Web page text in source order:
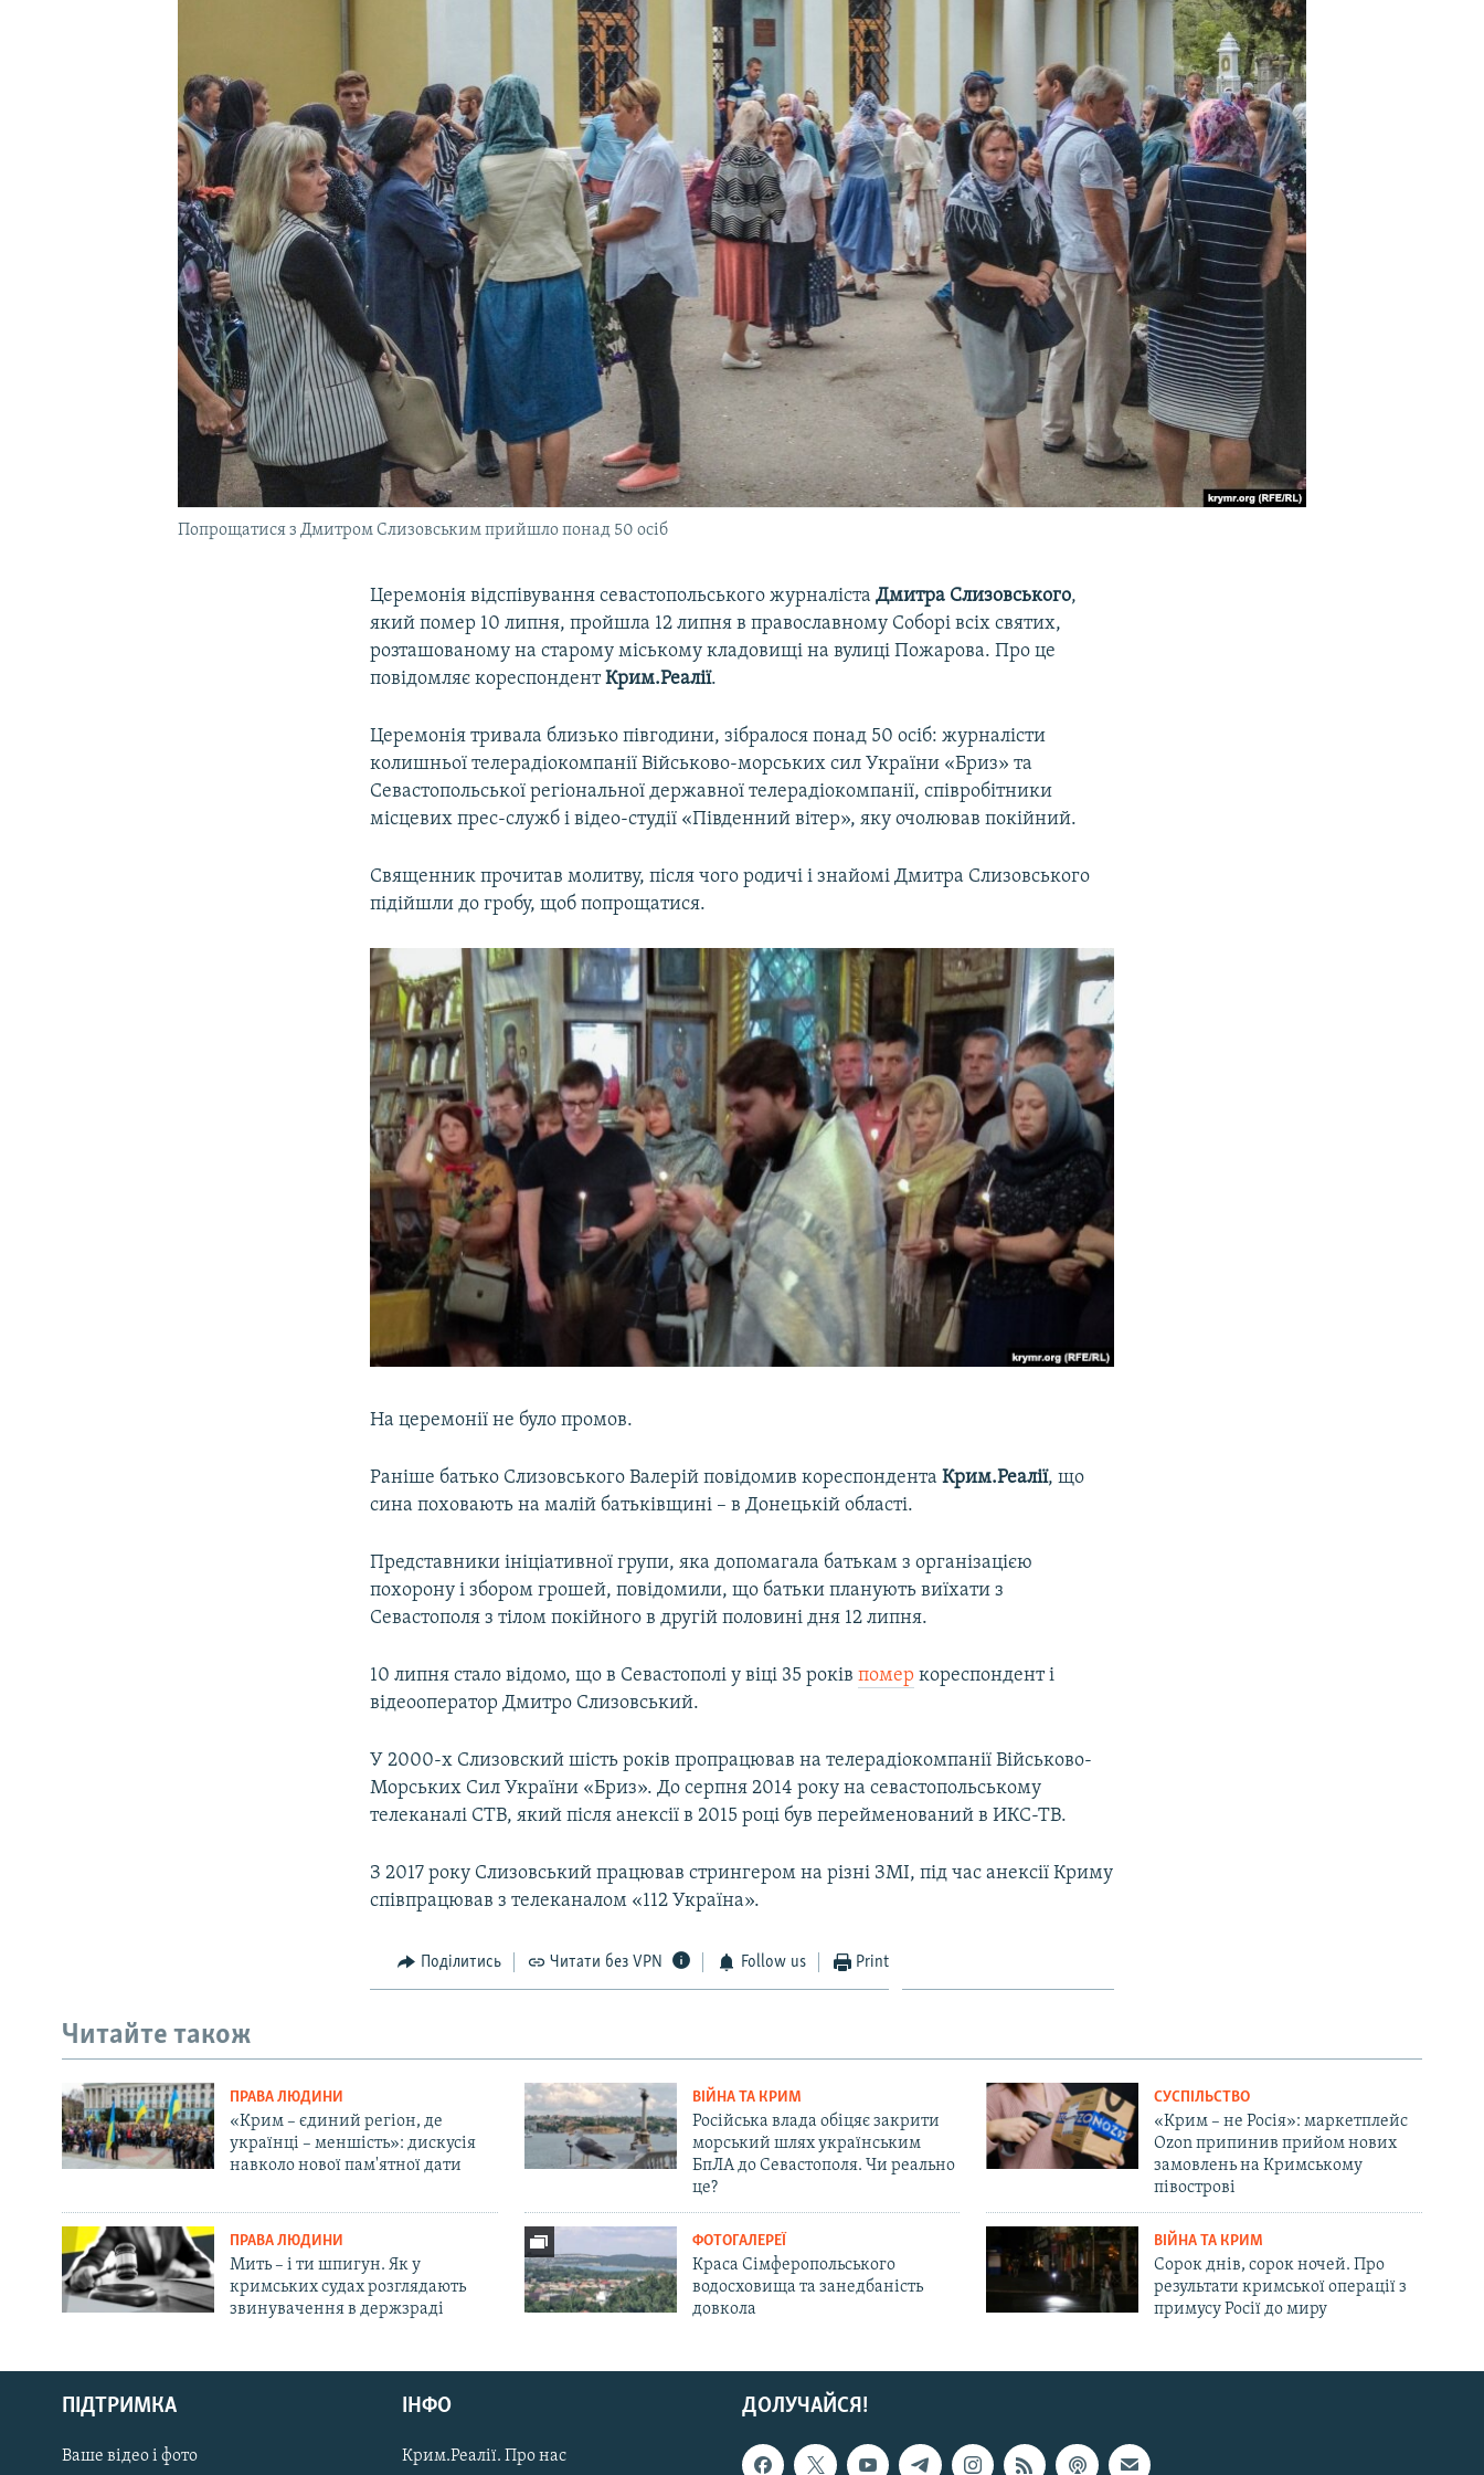
УКРАЇНСЬКА ПРОБЛЕМА КРИМУ
Русский
Qırımtatar
ДОЛУЧАЙСЯ!
Попрощатися з Дмитром Слизовським прийшло понад 50 осіб
Церемонія відспівування севастопольського журналістаДмитра Слизовського,
який помер 10 липня, пройшла 12 липня в православному Соборі всіх святих,
розташованому на старому міському кладовищі на вулиці Пожарова. Про це
повідомляє кореспондентКрим.Реалії.
Церемонія тривала близько півгодини, зібралося понад 50 осіб: журналісти
колишньої телерадіокомпанії Військово-морських сил України «Бриз» та
Севастопольської регіональної державної телерадіокомпанії, співробітники
місцевих прес-служб і відео-студії «Південний вітер», яку очолював покійний.
Священник прочитав молитву, після чого родичі і знайомі Дмитра Слизовського
підійшли до гробу, щоб попрощатися.​
На церемонії не було промов.
Раніше батько Слизовського Валерій повідомив кореспондентаКрим.Реалії, що
сина поховають на малій батьківщині – в Донецькій області.
Представники ініціативної групи, яка допомагала батькам з організацією
похорону і збором грошей, повідомили, що батьки планують виїхати з
Севастополя з тілом покійного в другій половині дня 12 липня.
10 липня стало відомо, що в Севастополі у віці 35 роківпомер кореспондент і
відеооператор Дмитро Слизовський.
У 2000-х Слизовский шість років пропрацював на телерадіокомпанії Військово-
Морських Сил України «Бриз». До серпня 2014 року на севастопольському
телеканалі СТВ, який після анексії в 2015 році був перейменований в ИКС-ТВ.
З 2017 року Слизовський працював стрингером на різні ЗМІ, під час анексії Криму
співпрацював з телеканалом «112 Україна».
Поділитись Читати без VPN Follow us Print
Читайте також
ПРАВА ЛЮДИНИ
«Крим – єдиний регіон, де
українці – меншість»: дискусія
навколо нової пам'ятної дати
ВІЙНА ТА КРИМ
Російська влада обіцяє закрити
морський шлях українським
БпЛА до Севастополя. Чи реально
це?
СУСПІЛЬСТВО
«Крим – не Росія»: маркетплейс
Ozon припинив прийом нових
замовлень на Кримському
півострові
ПРАВА ЛЮДИНИ
Мить – і ти шпигун. Як у
кримських судах розглядають
звинувачення в держзраді
ФОТОГАЛЕРЕЇ
Краса Сімферопольського
водосховища та занедбаність
довкола
ВІЙНА ТА КРИМ
Сорок днів, сорок ночей. Про
результати кримської операції з
примусу Росії до миру
ДОЛУЧАЙСЯ!
ПІДТРИМКА
Ваше відео і фото
ІНФО
Крим.Реалії. Про нас